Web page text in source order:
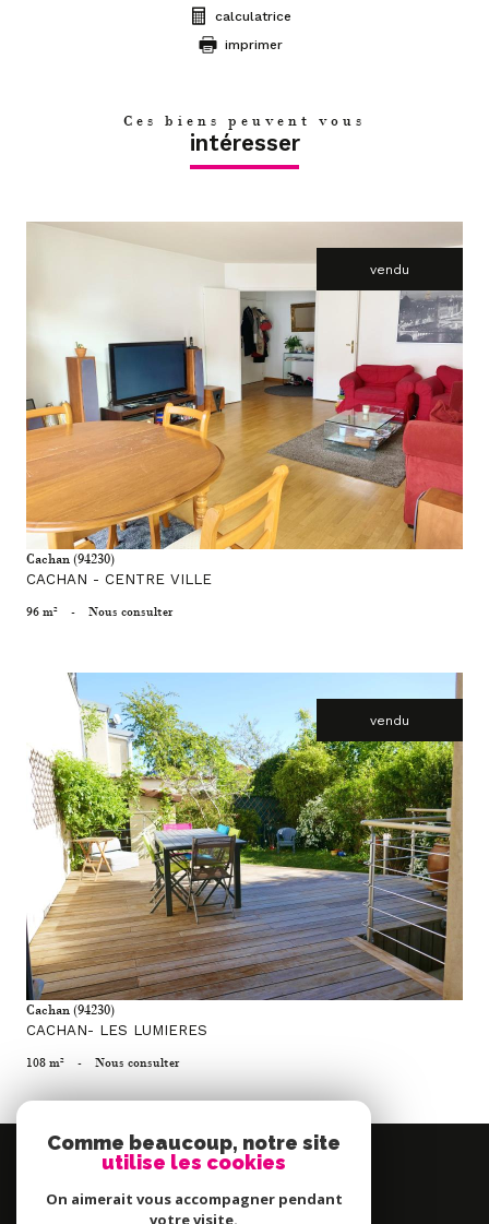
calculatrice
imprimer
Ces biens peuvent vous
intéresser
vendu
voir le bien
Cachan (94230)
CACHAN - CENTRE VILLE
96 m² - Nous consulter
vendu
voir le bien
Cachan (94230)
CACHAN- LES LUMIERES
108 m² - Nous consulter
Se
Comme beaucoup, notre site
utilise les cookies
On aimerait vous accompagner pendant
votre visite.